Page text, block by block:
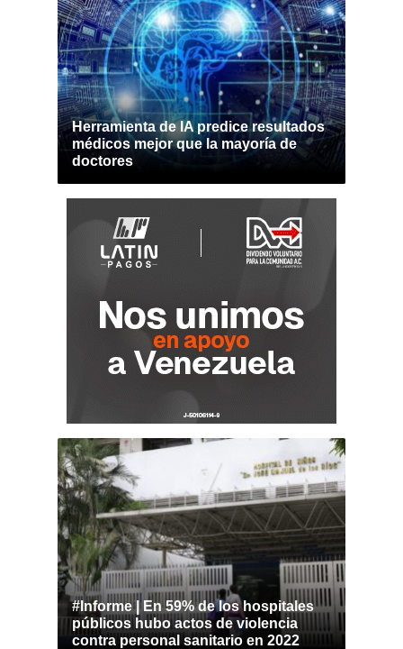
Herramienta de IA predice resultados
médicos mejor que la mayoría de
doctores
#Informe | En 59% de los hospitales
públicos hubo actos de violencia
contra personal sanitario en 2022